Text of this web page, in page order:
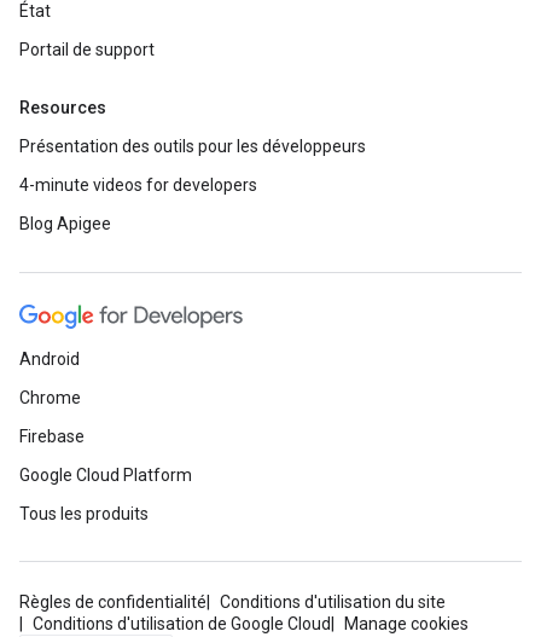
État
Portail de support
Resources
Présentation des outils pour les développeurs
4-minute videos for developers
Blog Apigee
Android
Chrome
Firebase
Google Cloud Platform
Tous les produits
Règles de confidentialité
Conditions d'utilisation du site
Conditions d'utilisation de Google Cloud
Manage cookies